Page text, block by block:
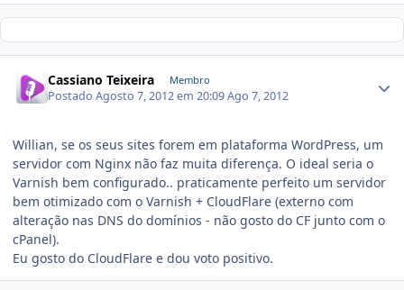
Cassiano Teixeira Membro
PostadoAgosto 7, 2012 em 20:09Ago 7, 2012
Willian, se os seus sites forem em plataforma WordPress, um
servidor com Nginx não faz muita diferença. O ideal seria o
Varnish bem configurado.. praticamente perfeito um servidor
bem otimizado com o Varnish + CloudFlare (externo com
alteração nas DNS do domínios - não gosto do CF junto com o
cPanel).
Eu gosto do CloudFlare e dou voto positivo.